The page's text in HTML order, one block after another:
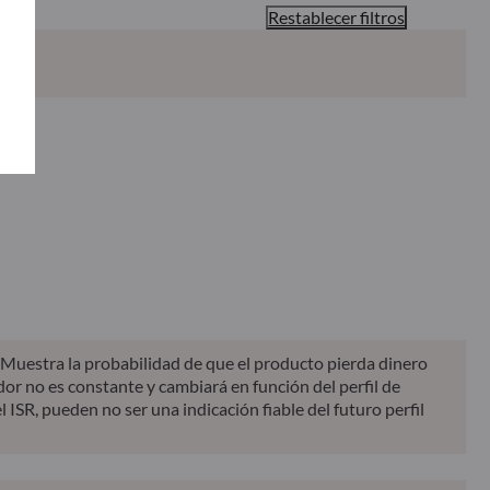
Restablecer filtros
la probabilidad de que el producto pierda dinero
no es constante y cambiará en función del perfil de
pueden no ser una indicación fiable del futuro perfil